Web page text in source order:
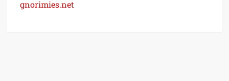
gnorimies.net